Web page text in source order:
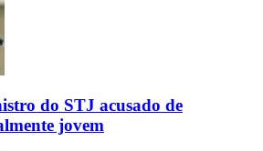
do STJ acusado de
jovem